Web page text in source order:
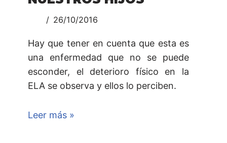
26/10/2016
Hay que tener en cuenta que esta es
una enfermedad que no se puede
esconder, el deterioro físico en la
ELA se observa y ellos lo perciben.
Leer más »